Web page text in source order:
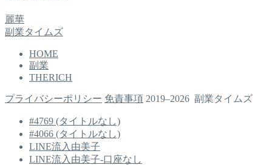
麗華
副業タイムズ
HOME
副業
THERICH
プライバシーポリシー 免責事項 2019–2026 副業タイムズ
#4769 (タイトルなし)
#4066 (タイトルなし)
LINE流入由美子
LINE流入由美子-口座なし